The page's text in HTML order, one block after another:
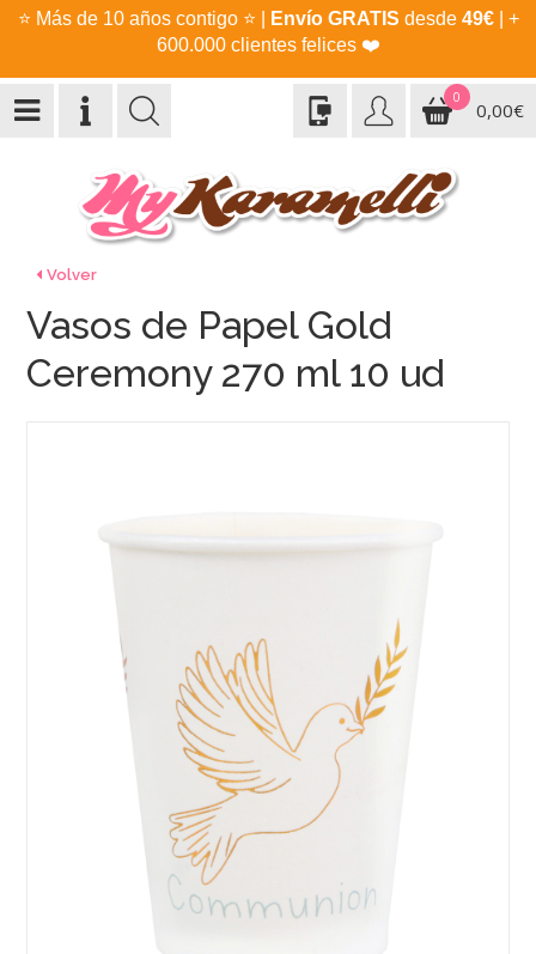
⭐ Más de 10 años contigo ⭐ Envío GRATIS desde 49€| +
600.000 clientes felices ❤️
0
0,00€
Volver
Vasos de Papel Gold
Ceremony 270 ml 10 ud